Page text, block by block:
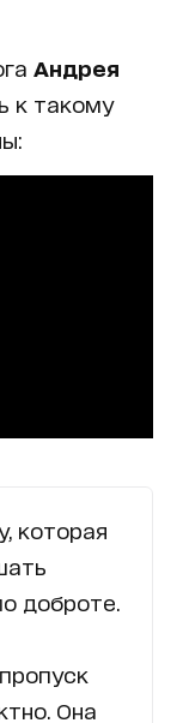
Андрея
к такому
которая
доброте.
Она